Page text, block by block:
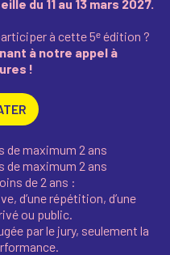
du 11 au 13 mars 2027.
à cette 5ᵉ édition ?
à notre appel à
!
maximum 2 ans
maximum 2 ans
de 2 ans :
d’une répétition, d’une
ou public.
par le jury, seulement la